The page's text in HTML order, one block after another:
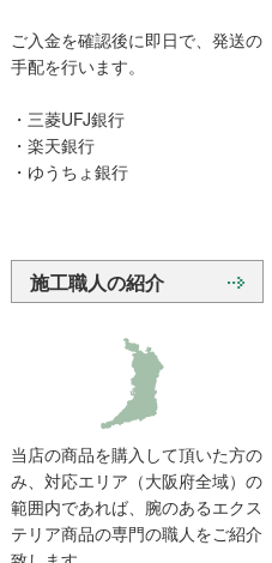
ご入金を確認後に即日で、発送の
手配を行います。
・三菱UFJ銀行
・楽天銀行
・ゆうちょ銀行
施工職人の紹介
当店の商品を購入して頂いた方の
み、対応エリア（大阪府全域）の
範囲内であれば、腕のあるエクス
テリア商品の専門の職人をご紹介